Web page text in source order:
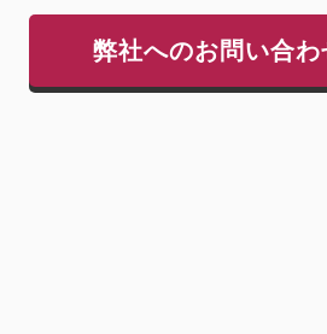
弊社へのお問い合わ